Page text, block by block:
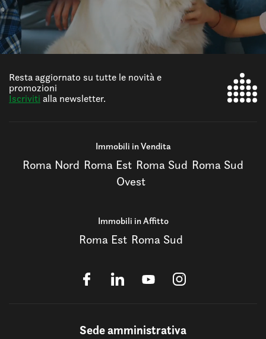
Resta aggiornato su tutte le novità e
promozioni
Iscriviti alla newsletter.
Immobili in Vendita
Roma Nord Roma Est Roma Sud Roma Sud
Ovest
Immobili in Affitto
Roma Est Roma Sud
Sede amministrativa